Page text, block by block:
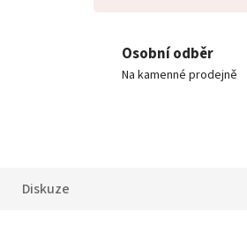
Osobní odběr
Na kamenné prodejně
Diskuze